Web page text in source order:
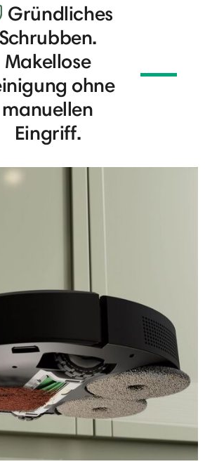
Gründliches
Schrubben.
Makellose
ohne
manuellen
Eingriff.